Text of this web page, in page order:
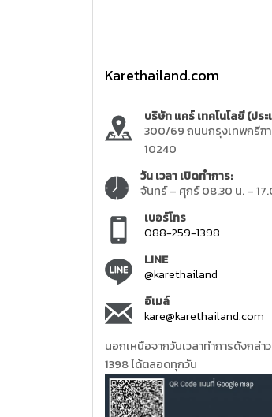
Karethailand.com
บริษัท แคร์ เทคโนโลยี (ปร
300/69 ถนนกรุงเทพกรีฑา
10240
วัน เวลา เปิดทำการ:
จันทร์ – ศุกร์ 08.30 น. –
เบอร์โทร
088-259-1398
LINE
@karethailand
อีเมล์
kare@karethailand.com
นอกเหนือจากวันเวลาทำการดังกล่
1398 ได้ตลอดทุกวัน